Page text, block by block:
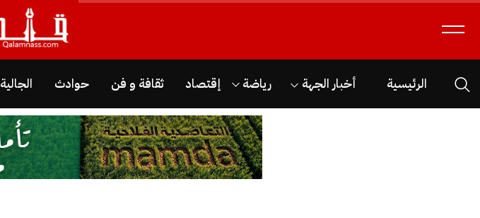
الرئيسية أخبار الجهة رياضة إقتصاد ثقافة و فن حوادث الجالية TV